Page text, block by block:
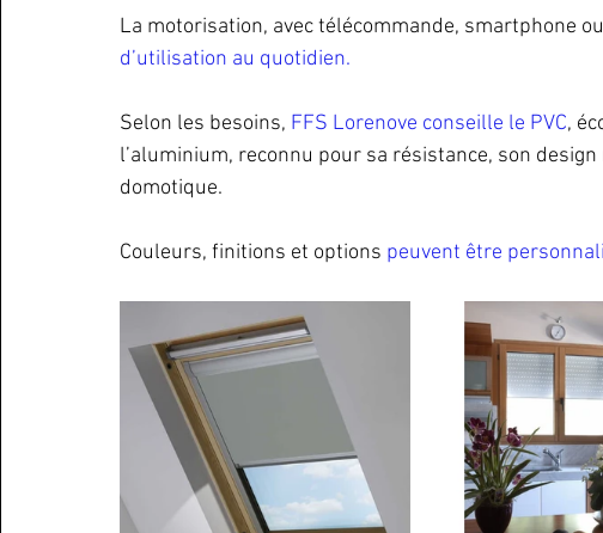
La motorisation, avec télécommande, smartphone
d’utilisation au quotidien.
Selon les besoins, FFS Lorenove conseille le PVC,
l’aluminium, reconnu pour sa résistance, son
domotique.
Couleurs, finitions et options peuvent être